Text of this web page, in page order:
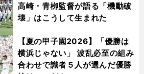
高崎・青栁監督が語る「機動破
壊」はこうして生まれた
【夏の甲子園2026】「優勝は
横浜じゃない」 波乱必至の組み
合わせで識者５人が選んだ優勝